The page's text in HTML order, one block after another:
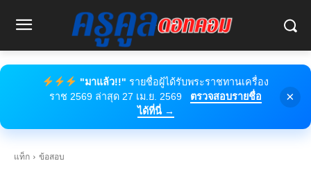
"มาแล้ว!!" รายชื่อผู้ได้รับพระราชทานเครื่อง
ราช 2569 ล่าสุด 27 เม.ย. 2569
ตรวจสอบรายชื่อ
ได้ที่นี่ →
×
แท็ก ข้อสอบ